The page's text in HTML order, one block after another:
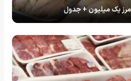
یک میلیون + جدول